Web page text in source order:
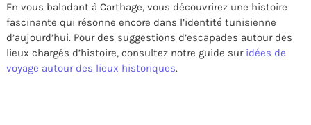
En vous baladant à Carthage, vous découvrirez une histoire
fascinante qui résonne encore dans l’identité tunisienne
d’aujourd’hui. Pour des suggestions d’escapades autour des
lieux chargés d’histoire, consultez notre guide sur idées de
voyage autour des lieux historiques.